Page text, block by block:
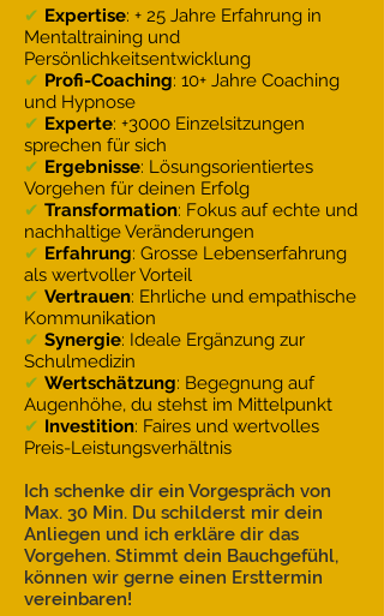
✔ Expertise: + 25 Jahre Erfahrung in
Mentaltraining und
Persönlichkeitsentwicklung
✔ Profi-Coaching: 10+ Jahre Coaching
und Hypnose
✔ Experte: +3000 Einzelsitzungen
sprechen für sich
✔ Ergebnisse: Lösungsorientiertes
Vorgehen für deinen Erfolg
✔ Transformation: Fokus auf echte und
nachhaltige Veränderungen
✔ Erfahrung: Grosse Lebenserfahrung
als wertvoller Vorteil
✔ Vertrauen: Ehrliche und empathische
Kommunikation
✔ Synergie: Ideale Ergänzung zur
Schulmedizin
✔ Wertschätzung: Begegnung auf
Augenhöhe, du stehst im Mittelpunkt
✔ Investition: Faires und wertvolles
Preis-Leistungsverhältnis
Ich schenke dir ein Vorgespräch von
Max. 30 Min. Du schilderst mir dein
Anliegen und ich erkläre dir das
Vorgehen. Stimmt dein Bauchgefühl,
können wir gerne einen Ersttermin
vereinbaren!